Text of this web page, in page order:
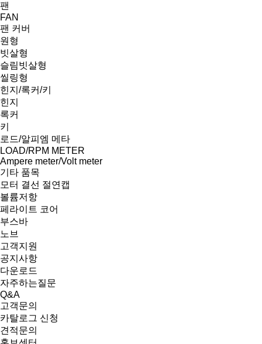
팬
FAN
팬 커버
원형
빗살형
슬림빗살형
씰링형
힌지/록커/키
힌지
록커
키
로드/알피엠 메타
LOAD/RPM METER
Ampere meter/Volt meter
기타 품목
모터 결선 절연캡
볼륨저항
페라이트 코어
부스바
노브
고객지원
공지사항
다운로드
자주하는질문
Q&A
고객문의
카탈로그 신청
견적문의